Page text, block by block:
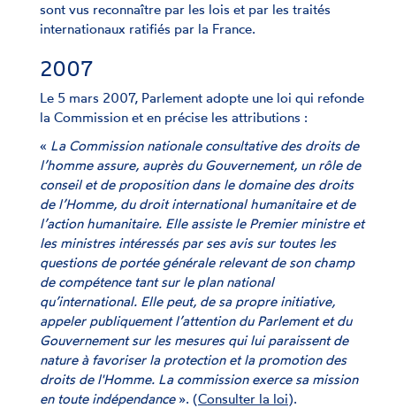
sont vus reconnaître par les lois et par les traités
internationaux ratifiés par la France.
2007
Le 5 mars 2007, Parlement adopte une loi qui refonde
la Commission et en précise les attributions :
« La Commission nationale consultative des droits de
l’homme assure, auprès du Gouvernement, un rôle de
conseil et de proposition dans le domaine des droits
de l’Homme, du droit international humanitaire et de
l’action humanitaire. Elle assiste le Premier ministre et
les ministres intéressés par ses avis sur toutes les
questions de portée générale relevant de son champ
de compétence tant sur le plan national
qu’international. Elle peut, de sa propre initiative,
appeler publiquement l’attention du Parlement et du
Gouvernement sur les mesures qui lui paraissent de
nature à favoriser la protection et la promotion des
droits de l'Homme. La commission exerce sa mission
en toute indépendance ». (Consulter la loi).